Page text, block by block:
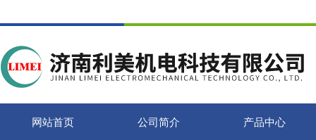
网站首页 公司简介 产品中心